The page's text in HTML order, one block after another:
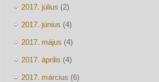
2017. július (2)
2017. június (4)
2017. május (4)
2017. április (4)
2017. március (6)